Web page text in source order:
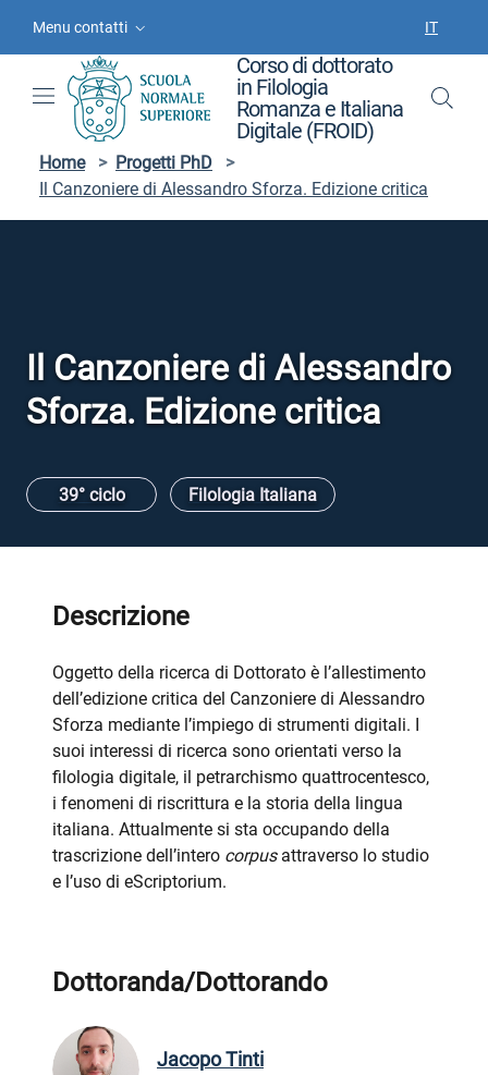
Menu contatti IT
Corso di dottorato
in Filologia
Romanza e Italiana
Digitale (FROID)
Home > Progetti PhD
>
Il Canzoniere di Alessandro Sforza. Edizione critica
Il Canzoniere di Alessandro
Sforza. Edizione critica
39° ciclo Filologia Italiana
Descrizione
Oggetto della ricerca di Dottorato è l’allestimento
dell’edizione critica del Canzoniere di Alessandro
Sforza mediante l’impiego di strumenti digitali. I
suoi interessi di ricerca sono orientati verso la
filologia digitale, il petrarchismo quattrocentesco,
i fenomeni di riscrittura e la storia della lingua
italiana. Attualmente si sta occupando della
trascrizione dell’intero corpusattraverso lo studio
e l’uso di eScriptorium.
Dottoranda/Dottorando
Jacopo Tinti